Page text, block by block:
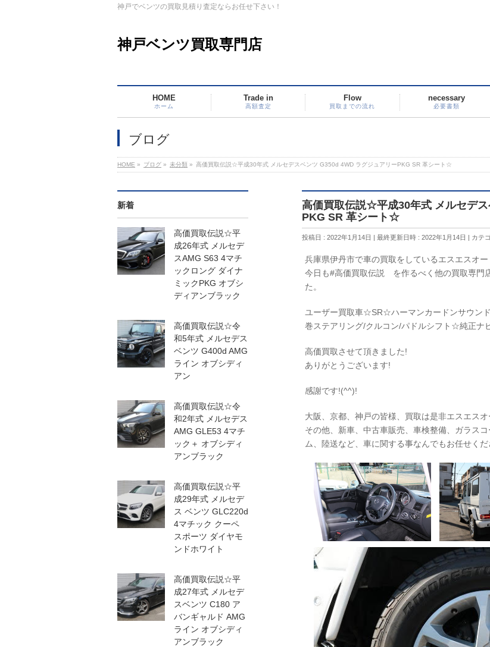
神戸でベンツの買取見積り査定ならお任せ下さい！
神戸ベンツ買取専門店
HOME
ホーム
Trade in
高額査定
Flow
買取までの流れ
necessary
必要書類
ブログ
HOME » ブログ » 未分類 » 高価買取伝説☆平成30年式 メルセデスベンツ G350d 4WD ラグジュアリーPKG SR 革シート☆
高価買取伝説☆平成30年式 メルセデ
PKG SR 革シート☆
投稿日 : 2022年1月14日 最終更新日時 : 2022年1月14日 カテ
兵庫県伊丹市で車の買取をしているエスエスオー
今日も#高価買取伝説 を作るべく他の買取専門
た。
ユーザー買取車☆SR☆ハーマンカードンサウ
巻ステアリング/クルコン/パドルシフト☆純正
高価買取させて頂きました!
ありがとうございます!
感謝です!(^^)!
大阪、京都、神戸の皆様、買取は是非エスエスオ
その他、新車、中古車販売、車検整備、ガラス
ム、陸送など、車に関する事なんでもお任せくだ
新着
高価買取伝説☆平
成26年式 メルセデ
スAMG S63 4マチ
ックロング ダイナ
ミックPKG オブシ
ディアンブラック
高価買取伝説☆令
和5年式 メルセデス
ベンツ G400d AMG
ライン オブシディ
アン
高価買取伝説☆令
和2年式 メルセデス
AMG GLE53 4マチ
ック＋ オブシディ
アンブラック
高価買取伝説☆平
成29年式 メルセデ
ス ベンツ GLC220d
4マチック クーペ
スポーツ ダイヤモ
ンドホワイト
高価買取伝説☆平
成27年式 メルセデ
スベンツ C180 ア
バンギャルド AMG
ライン オブシディ
アンブラック